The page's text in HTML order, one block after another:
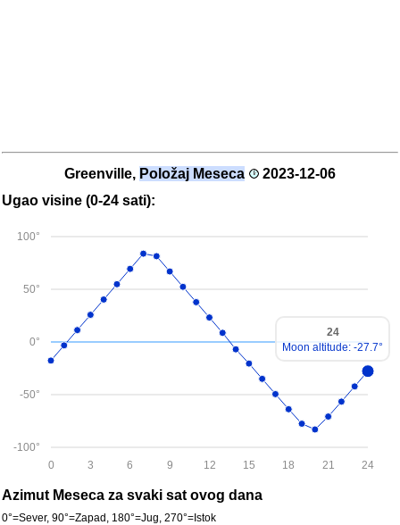
Greenville, Položaj Meseca
2023-12-06
Ugao visine (0-24 sati):
-100°
-50°
0°
50°
100°
24
21
18
15
12
9
6
3
0
24
Moon altitude: -27.7°
Azimut Meseca za svaki sat ovog dana
0°=Sever, 90°=Zapad, 180°=Jug, 270°=Istok